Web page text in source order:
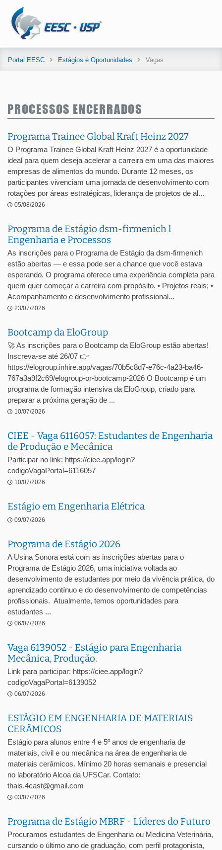
Portal EESC Estágios e Oportunidades Vagas
PROCESSOS ENCERRADOS
Programa Trainee Global Kraft Heinz 2027
O Programa Trainee Global Kraft Heinz 2027 é a oportunidade
ideal para quem deseja acelerar a carreira em uma das maiores
empresas de alimentos do mundo. Durante 12 meses, os
participantes vivenciam uma jornada de desenvolvimento com
rotações por áreas estratégicas, liderança de projetos de al...
05/08/2026
Programa de Estágio dsm-firmenich l
Engenharia e Processos
As inscrições para o Programa de Estágio da dsm-firmenich
estão abertas — e essa pode ser a chance que você estava
esperando. O programa oferece uma experiência completa para
quem quer começar a carreira com propósito. • Projetos reais; •
Acompanhamento e desenvolvimento profissional...
23/07/2026
Bootcamp da EloGroup
🚀 As inscrições para o Bootcamp da EloGroup estão abertas!
Inscreva-se até 26/07 👉
https://elogroup.inhire.app/vagas/70b5c8d7-e76c-4a23-ba46-
767a3a9f2c69/elogroup-or-bootcamp-2026 O Bootcamp é um
programa de formação intensiva da EloGroup, criado para
preparar a próxima geração de ...
10/07/2026
CIEE - Vaga 6116057: Estudantes de Engenharia
de Produção e Mecânica
Participar no link: https://ciee.app/login?
codigoVagaPortal=6116057
10/07/2026
Estágio em Engenharia Elétrica
09/07/2026
Programa de Estágio 2026
A Usina Sonora está com as inscrições abertas para o
Programa de Estágio 2026, uma iniciativa voltada ao
desenvolvimento de estudantes por meio da vivência prática, do
aprendizado contínuo e do desenvolvimento de competências
profissionais. Atualmente, temos oportunidades para
estudantes ...
06/07/2026
Vaga 6139052 - Estágio para Engenharia
Mecânica, Produção.
Link para participar: https://ciee.app/login?
codigoVagaPortal=6139052
06/07/2026
ESTÁGIO EM ENGENHARIA DE MATERIAIS
CERÂMICOS
Estágio para alunos entre 4 e 5º anos de engenharia de
materiais, civil e ou mecânica na área de engenharia de
materiais cerâmicos. Mínimo 20 horas semanais e presencial
no laboratório Alcoa da UFSCar. Contato:
thais.4cast@gmail.com
03/07/2026
Programa de Estágio MBRF - Líderes do Futuro
Procuramos estudantes de Engenharia ou Medicina Veterinária,
cursando o último ano de graduação, com perfil protagonista,